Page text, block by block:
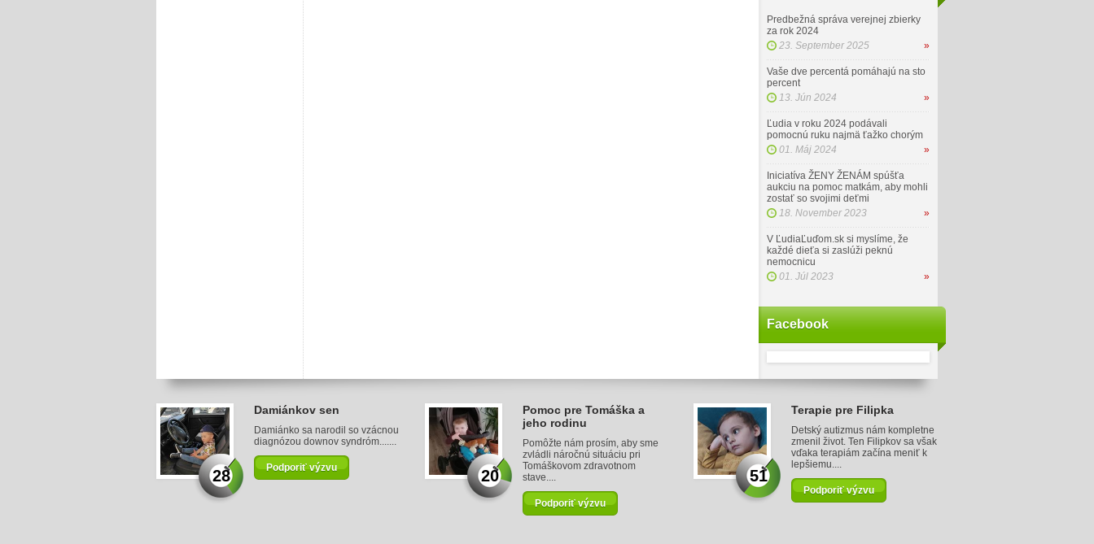
Predbežná správa verejnej zbierky
za rok 2024
23. September 2025
»
Vaše dve percentá pomáhajú na sto
percent
13. Jún 2024
»
Ľudia v roku 2024 podávali
pomocnú ruku najmä ťažko chorým
01. Máj 2024
»
Iniciatíva ŽENY ŽENÁM spúšťa
aukciu na pomoc matkám, aby mohli
zostať so svojimi deťmi
18. November 2023
»
V ĽudiaĽuďom.sk si myslíme, že
každé dieťa si zaslúži peknú
nemocnicu
01. Júl 2023
»
Facebook
28
Damiánkov sen
Damiánko sa narodil so vzácnou
diagnózou downov syndróm.......
Podporiť výzvu 20
Pomoc pre Tomáška a
jeho rodinu
Pomôžte nám prosím, aby sme
zvládli náročnú situáciu pri
Tomáškovom zdravotnom
stave....
Podporiť výzvu
51
Terapie pre Filipka
Detský autizmus nám kompletne
zmenil život. Ten Filipkov sa však
vďaka terapiám začína meniť k
lepšiemu....
Podporiť výzvu